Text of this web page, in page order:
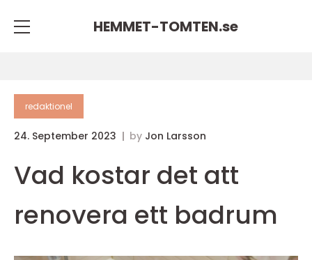
HEMMET-TOMTEN.se
redaktionel
24. September 2023 by Jon Larsson
Vad kostar det att
renovera ett badrum